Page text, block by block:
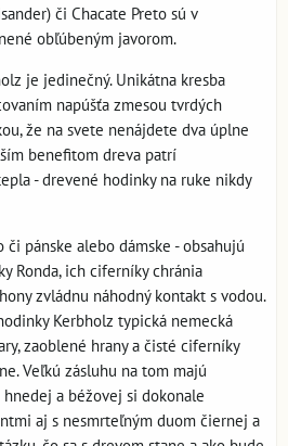
či Chacate Preto sú v
obľúbeným javorom.
je jedinečný. Unikátna kresba
napúšťa zmesou tvrdých
že na svete nenájdete dva úplne
benefitom dreva patrí
- drevené hodinky na ruke nikdy
pánske alebo dámske - obsahujú
Ronda, ich ciferníky chránia
zvládnu náhodný kontakt s vodou.
Kerbholz typická nemecká
zaoblené hrany a čisté ciferníky
Veľkú zásluhu na tom majú
a béžovej si dokonale
aj s nesmrteľným duom čiernej a